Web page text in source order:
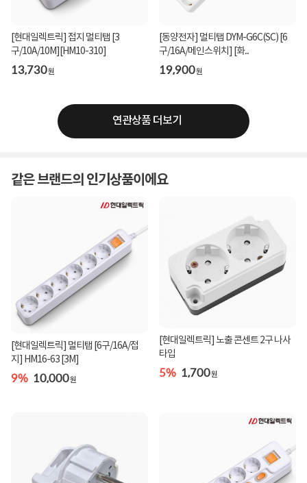
[현대일렉트릭] 접지 멀티탭 [3
구/10A/10M][HM10-310]
13,730원
[동양전자] 멀티탭 DYM-G6C(SC) [6
구/16A/메인스위치] [화...
19,900원
연관상품 더보기
같은 브랜드의 인기상품이에요
[현대일렉트릭] 멀티탭 [6구/16A/접
지] HM16-63 [3M]
9% 10,000원
[현대일렉트릭] 노출 콘센트 2구 나사
타입
5% 1,700원